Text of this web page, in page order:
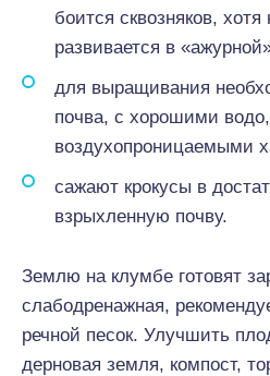
боится сквозняков,
развивается в
для выращивания
почва, с хорошими
воздухопроницаемыми
сажают крокусы в
взрыхленную почву.
Землю на клумбе готовят
слабодренажная,
речной песок. Улучшить
дерновая земля, компост,